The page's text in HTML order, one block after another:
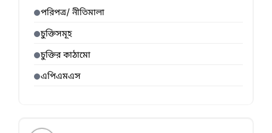
পরিপত্র/ নীতিমালা
চুক্তিসমূহ
চুক্তির কাঠামো
এপিএমএস